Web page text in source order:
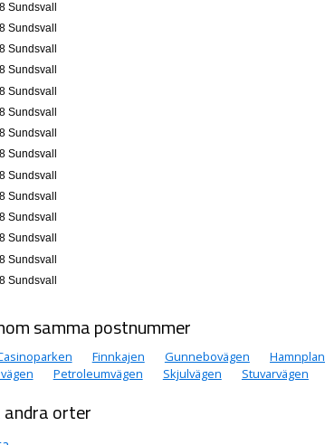
Sundsvall
Sundsvall
Sundsvall
Sundsvall
Sundsvall
Sundsvall
Sundsvall
Sundsvall
Sundsvall
Sundsvall
Sundsvall
Sundsvall
Sundsvall
Sundsvall
samma postnummer
Finnkajen Gunnebovägen Hamnplan
Petroleumvägen Skjulvägen Stuvarvägen
orter